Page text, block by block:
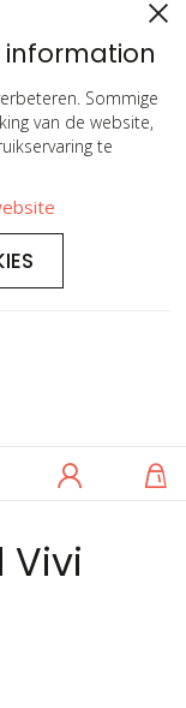
Sommige
van de website,
te
Vivi